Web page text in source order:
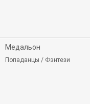
Медальон
Попаданцы / Фэнтези